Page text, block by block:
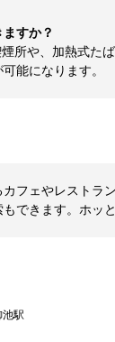
すか？
所や、加熱式た
能になります。
フェやレストラ
できます。ホッ
駅